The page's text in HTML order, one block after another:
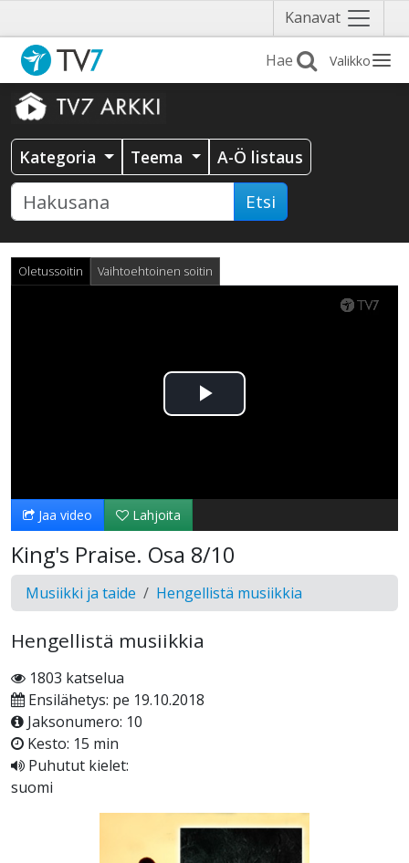
Kanavat Näytä
valikko
Valikko
Kategoria Teema A-Ö listaus
Etsi
Oletussoitin Vaihtoehtoinen soitin
Toista
Jaa video Lahjoita
King's Praise. Osa 8/10
Musiikki ja taide Hengellistä musiikkia
Hengellistä musiikkia
1803 katselua
Ensilähetys: pe 19.10.2018
Jaksonumero: 10
Kesto: 15 min
Puhutut kielet:
suomi